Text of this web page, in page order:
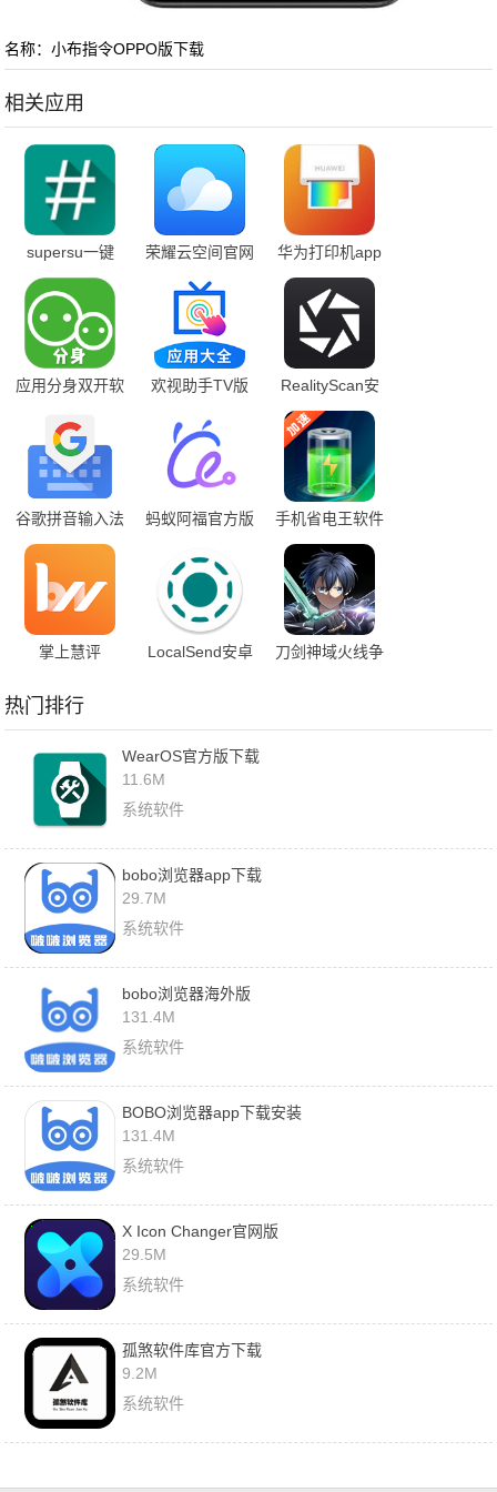
名称：小布指令OPPO版下载
相关应用
supersu一键
root官网版
荣耀云空间官网
华为打印机app
下载最新版本安
装
应用分身双开软
欢视助手TV版
RealityScan安
卓中文版本最新
版本
谷歌拼音输入法
app下载
蚂蚁阿福官方版
手机省电王软件
掌上慧评
LocalSend安卓
刀剑神域火线争
热门排行
WearOS官方版下载
11.6M
系统软件
bobo浏览器app下载
29.7M
系统软件
bobo浏览器海外版
131.4M
系统软件
BOBO浏览器app下载安装
131.4M
系统软件
X Icon Changer官网版
29.5M
系统软件
孤煞软件库官方下载
9.2M
系统软件